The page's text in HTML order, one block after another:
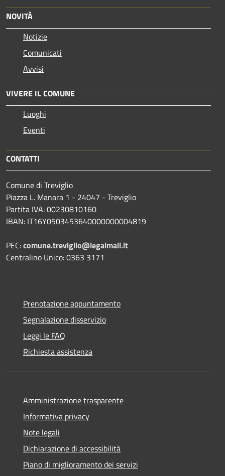
NOVITÀ
Notizie
Comunicati
Avvisi
VIVERE IL COMUNE
Luoghi
Eventi
CONTATTI
Comune di Treviglio
Piazza L. Manara 1 - 24047 - Treviglio
Partita IVA: 00230810160
IBAN: IT16Y0503453640000000004819
PEC:comune.treviglio@legalmail.it
Centralino Unico: 0363 3171
Prenotazione appuntamento
Segnalazione disservizio
Leggi le FAQ
Richiesta assistenza
Amministrazione trasparente
Informativa privacy
Note legali
Dichiarazione di accessibilità
Piano di miglioramento dei servizi